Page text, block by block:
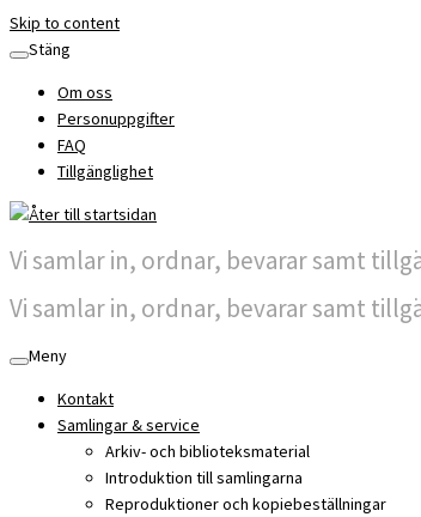
Skip to content
Stäng
Om oss
Personuppgifter
FAQ
Tillgänglighet
Vi samlar in, ordnar, bevarar samt
Vi samlar in, ordnar, bevarar samt
Meny
Kontakt
Samlingar & service
Arkiv- och biblioteksmaterial
Introduktion till samlingarna
Reproduktioner och kopiebeställningar